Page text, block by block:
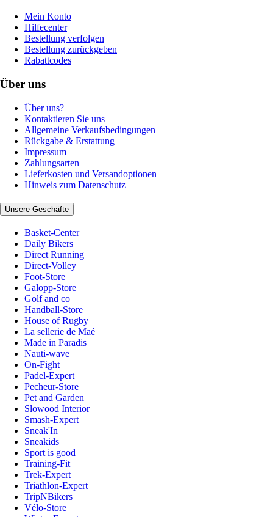
Mein Konto
Hilfecenter
Bestellung verfolgen
Bestellung zurückgeben
Rabattcodes
Über uns
Über uns?
Kontaktieren Sie uns
Allgemeine Verkaufsbedingungen
Rückgabe & Erstattung
Impressum
Zahlungsarten
Lieferkosten und Versandoptionen
Hinweis zum Datenschutz
Unsere Geschäfte
Basket-Center
Daily Bikers
Direct Running
Direct-Volley
Foot-Store
Galopp-Store
Golf and co
Handball-Store
House of Rugby
La sellerie de Maé
Made in Paradis
Nauti-wave
On-Fight
Padel-Expert
Pecheur-Store
Pet and Garden
Slowood Interior
Smash-Expert
Sneak'In
Sneakids
Sport is good
Training-Fit
Trek-Expert
Triathlon-Expert
TripNBikers
Vélo-Store